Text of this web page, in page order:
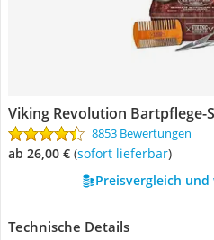
Viking Revolution Bartpflege-
8853 Bewertungen
ab 26,00 € ( Sofort lieferbar)
Preisvergleich
Technische Details